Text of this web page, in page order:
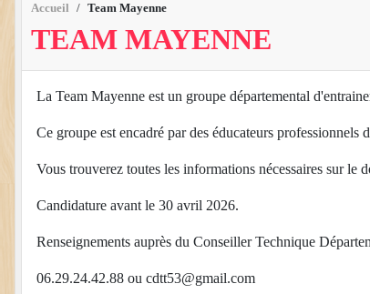
Accueil Team Mayenne
TEAM MAYENNE
La Team Mayenne est un groupe départemental
Ce groupe est encadré par des éducateurs professionnels
Vous trouverez toutes les informations nécessaires sur le
Candidature avant le 30 avril 2026.
Renseignements auprès du Conseiller Technique
06.29.24.42.88 ou cdtt53@gmail.com